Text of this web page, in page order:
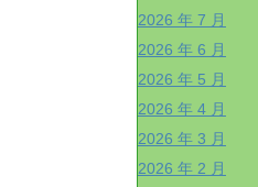
2026 年 7 月
2026 年 6 月
2026 年 5 月
2026 年 4 月
2026 年 3 月
2026 年 2 月